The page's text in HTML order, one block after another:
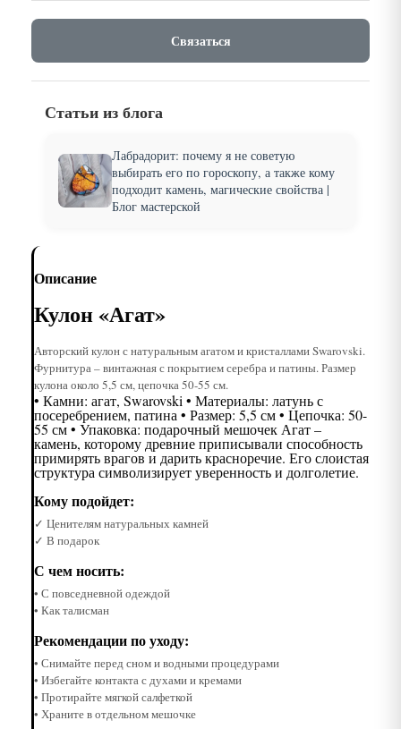
Связаться
Статьи из блога
Лабрадорит: почему я не советую
выбирать его по гороскопу, а также кому
подходит камень, магические свойства |
Блог мастерской
Описание
Кулон «Агат»
Авторский кулон с натуральным агатом и кристаллами Swarovski.
Фурнитура – винтажная с покрытием серебра и патины. Размер
кулона около 5,5 см, цепочка 50-55 см.
• Камни: агат, Swarovski • Материалы: латунь с
посеребрением, патина • Размер: 5,5 см • Цепочка: 50-
55 см • Упаковка: подарочный мешочек Агат –
камень, которому древние приписывали способность
примирять врагов и дарить красноречие. Его слоистая
структура символизирует уверенность и долголетие.
Кому подойдет:
✓ Ценителям натуральных камней
✓ В подарок
С чем носить:
• С повседневной одеждой
• Как талисман
Рекомендации по уходу:
• Снимайте перед сном и водными процедурами
• Избегайте контакта с духами и кремами
• Протирайте мягкой салфеткой
• Храните в отдельном мешочке